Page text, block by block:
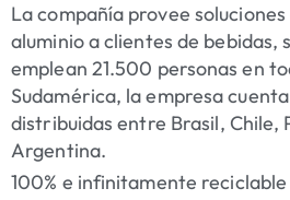
La compañía provee
aluminio a clientes de bebidas,
emplean 21.500 personas en
Sudamérica, la empresa
distribuidas entre Brasil, Chile,
Argentina.
100% e infinitamente reciclable